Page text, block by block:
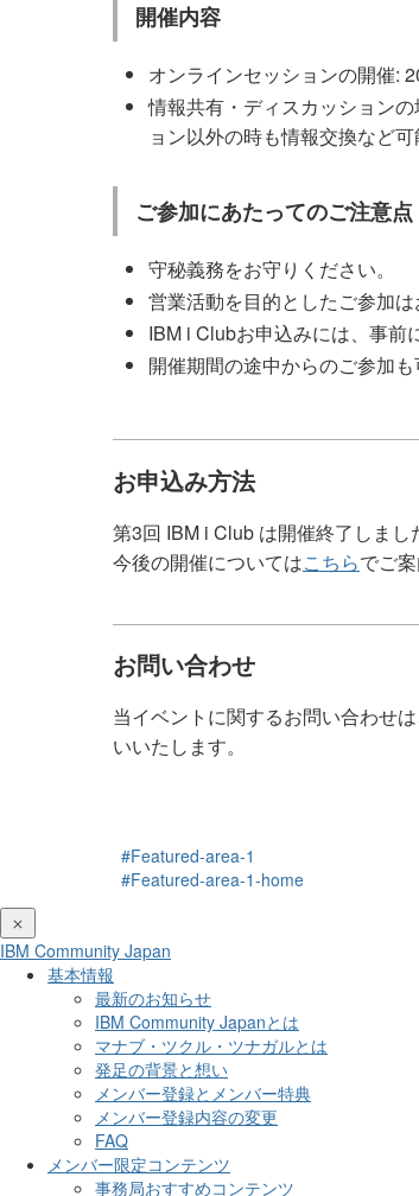
開催内容
オンラインセッションの開催:
情報共有・ディスカッション
ョン以外の時も情報交換など可
ご参加にあたってのご注意
守秘義務をお守りください。
営業活動を目的としたご参加は
IBM i Clubお申込みには、事前
開催期間の途中からのご参加も
お申込み方法
第3回 IBM i Club は開催終了しまし
今後の開催についてはこちらでご案
お問い合わせ
当イベントに関するお問い合わせ
いいたします。
#Featured-area-1
#Featured-area-1-home
IBM Community Japan
基本情報
最新のお知らせ
IBM Community Japanとは
マナブ・ツクル・ツナガルとは
発足の背景と想い
メンバー登録とメンバー特典
メンバー登録内容の変更
FAQ
メンバー限定コンテンツ
事務局おすすめコンテンツ